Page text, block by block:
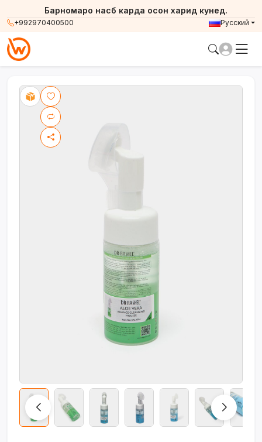
+992970400500
Барномаро насб карда осон харид кунед.
Русский